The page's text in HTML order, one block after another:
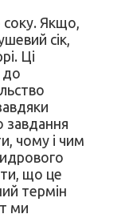
соку. Якщо,
сік,
Ці
до
завдання
чому і чим
що це
термін
ми